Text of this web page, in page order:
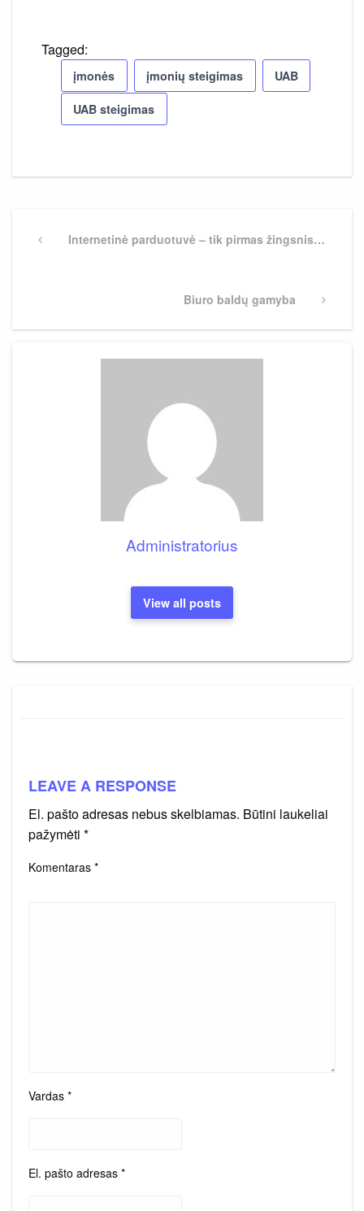
Tagged:
įmonės įmonių steigimas UAB
UAB steigimas
tarpPreviousInternetinė parduotuvė – tik pirmas žingsnis…
Next
Biuro baldų gamyba
Administratorius
View all posts
LEAVE A RESPONSE
El. pašto adresas nebus skelbiamas. Būtini laukeliai
pažymėti *
Komentaras *
Vardas *
El. pašto adresas *